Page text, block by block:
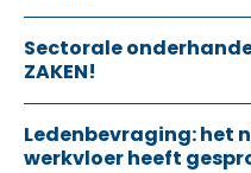
Sectorale
ZAKEN!
Ledenbevraging: het
werkvloer heeft